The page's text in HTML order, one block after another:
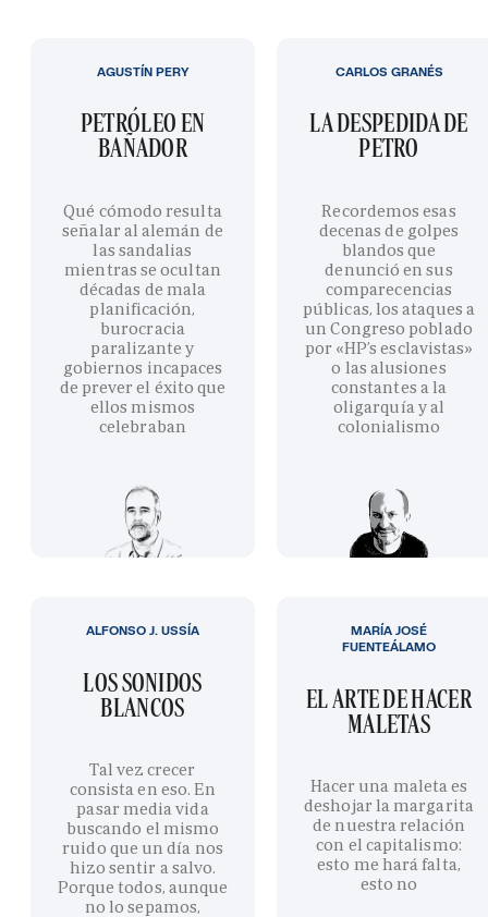
PETRÓLEO EN
BAÑADOR
Qué cómodo resulta
señalar al alemán de
las sandalias
mientras se ocultan
décadas de mala
planificación,
burocracia
paralizante y
gobiernos incapaces
de prever el éxito que
ellos mismos
celebraban
AGUSTÍN PERY
LA DESPEDIDA DE
PETRO
Recordemos esas
decenas de golpes
blandos que
denunció en sus
comparecencias
públicas, los ataques a
un Congreso poblado
por «HP’s esclavistas»
o las alusiones
constantes a la
oligarquía y al
colonialismo
CARLOS GRANÉS
LOS SONIDOS
BLANCOS
Tal vez crecer
consista en eso. En
pasar media vida
buscando el mismo
ruido que un día nos
hizo sentir a salvo.
Porque todos, aunque
no lo sepamos,
ALFONSO J. USSÍA
EL ARTE DE HACER
MALETAS
Hacer una maleta es
deshojar la margarita
de nuestra relación
con el capitalismo:
esto me hará falta,
esto no
MARÍA JOSÉ
FUENTEÁLAMO